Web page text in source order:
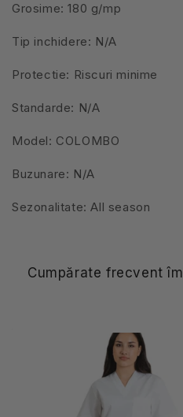
Grosime: 180 g/mp
Tip inchidere: N/A
Protectie: Riscuri minime
Standarde: N/A
Model: COLOMBO
Buzunare: N/A
Sezonalitate: All season
Cumpărate frecvent